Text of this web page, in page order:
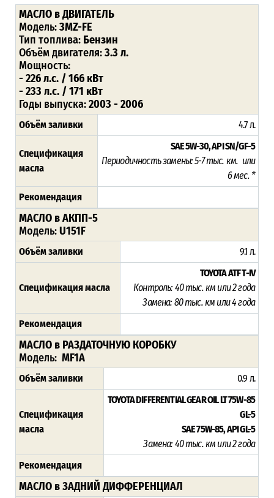
МАСЛО в ДВИГАТЕЛЬ
Модель:3MZ-FE
Тип топлива: Бензин
Объём двигателя:3.3 л.
Мощность:
- 226 л.с. / 166 кВт
- 233 л.с. / 171 кВт
Годы выпуска:2003 - 2006
Объём заливки 4.7 л.
Спецификация
масла
SAE 5W-30, API SN/GF-5
Периодичность замены: 5-7 тыс. км. или
6 мес. *
Рекомендация
МАСЛО в АКПП-5
Модель:U151F
Объём заливки 9.1 л.
Спецификация масла
TOYOTA ATF T-IV
Контроль: 40 тыс. км или 2 года
Замена: 80 тыс. км или 4 года
Рекомендация
МАСЛО в РАЗДАТОЧНУЮ КОРОБКУ
Модель: MF1A
Объём заливки 0.9 л.
Спецификация
масла
TOYOTA DIFFERENTIAL GEAR OIL LT 75W-85
GL-5
SAE 75W-85, API GL-5
Замена: 40 тыс. км или 2 года
Рекомендация
МАСЛО в ЗАДНИЙ ДИФФЕРЕНЦИАЛ